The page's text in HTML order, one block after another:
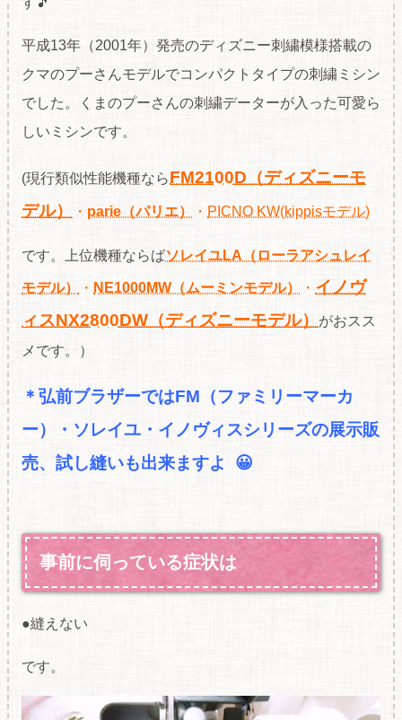
平成13年（2001年）発売のディズニー刺繍模様搭載の
クマのプーさんモデルでコンパクトタイプの刺繍ミシン
でした。くまのプーさんの刺繍データーが入った可愛ら
しいミシンです。
(現行類似性能機種ならFM2100D（ディズニーモ
デル）
・ parie（パリエ） ・ PICNO KW(kippisモデル)
です。上位機種ならばソレイユLA（ローラアシュレイ
モデル） ・ NE1000MW（ムーミンモデル） ・ イ ノヴ
ィスNX2800DW（ディズニーモデル）
がおスス
メです。）
＊弘前ブラザーではFM（ファミリーマーカ
ー）・ソレイユ・イノヴィスシリーズの展示販
売、試し縫いも出来ますよ 😀
事前に伺っている症状は
●縫えない
です。